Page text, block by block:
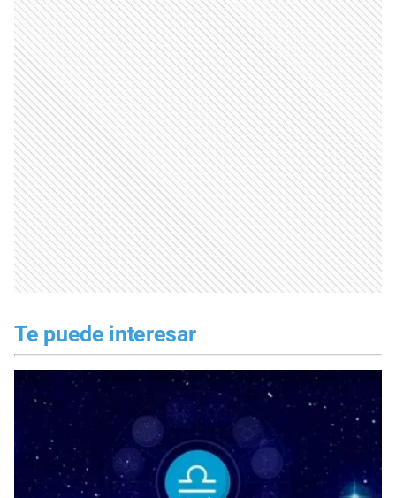
Te puede interesar